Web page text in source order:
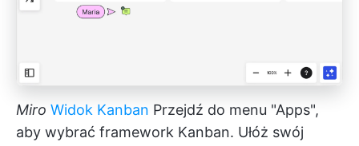
Miro Widok Kanban Przejdź do menu "Apps",
aby wybrać framework Kanban. Ułóż swój